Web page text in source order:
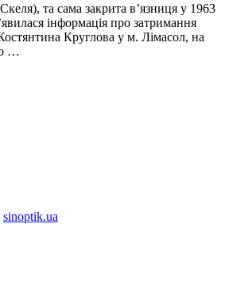
та сама закрита в’язниця у 1963
інформація про затримання
Круглова у м. Лімасол, на
…
sinoptik.ua